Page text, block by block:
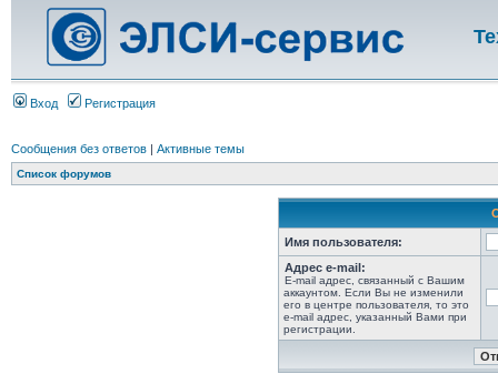
Вход Регистрация
Сообщения без ответов | Активные темы
Список форумов
Имя пользователя:
Адрес e-mail:
E-mail адрес, связанный с Вашим
аккаунтом. Если Вы не изменили
его в центре пользователя, то это
e-mail адрес, указанный Вами при
регистрации.